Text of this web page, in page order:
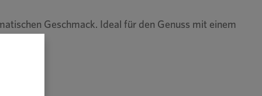
Geschmack. Ideal für den Genuss mit einem